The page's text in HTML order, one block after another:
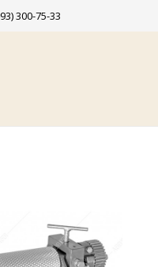
300-75-33